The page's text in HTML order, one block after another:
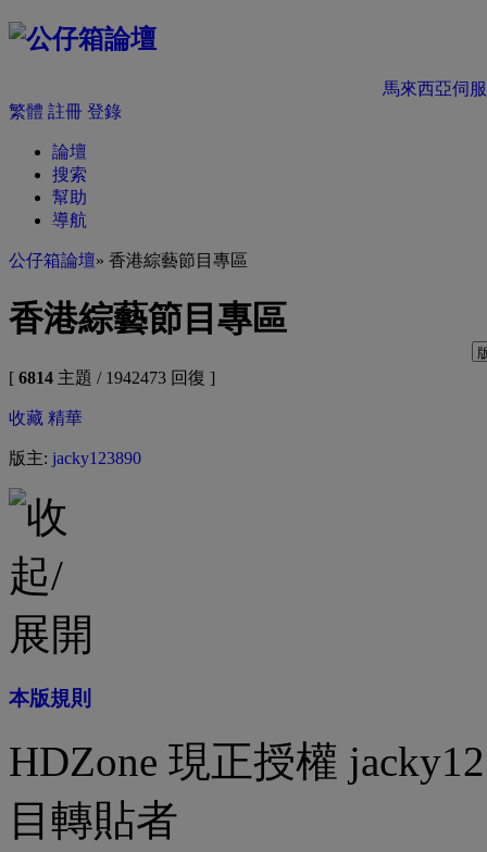
馬來西亞伺
繁體 註冊 登錄
論壇
搜索
幫助
導航
公仔箱論壇» 香港綜藝節目專區
香港綜藝節目專區
[ 6814 主題 / 1942473 回復 ]
收藏 精華
版主: jacky123890
本版規則
HDZone 現正授權
目轉貼者